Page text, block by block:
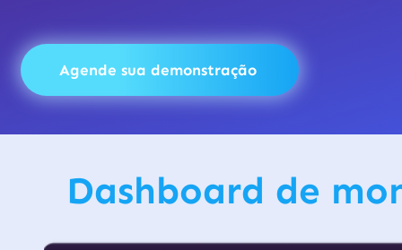
Agende sua demonstração
Dashboard de